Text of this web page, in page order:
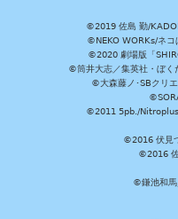
©2019 佐島 勤/
©NEKO WORKs/ネコ
©2020 劇場版「
©筒井大志／集英社・ぼ
©大森藤ノ･SBクリ
©2011 5pb./Nitroplus
©2016 伏見
©2016
©鎌池和馬